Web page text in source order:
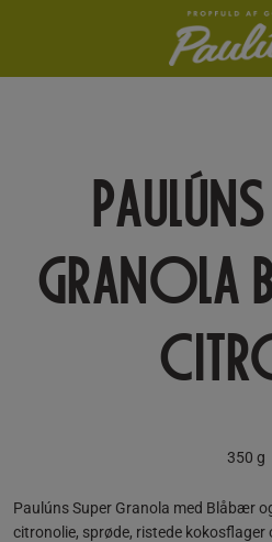
GRANOLA
350 g
Paulúns Super Granola med Blåbær
citronolie, sprøde, ristede